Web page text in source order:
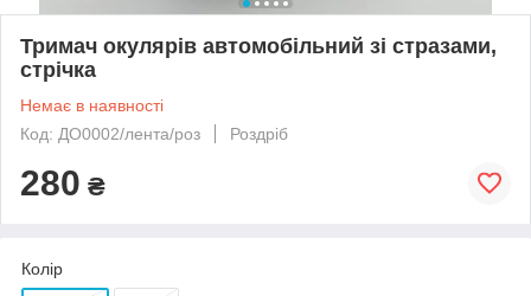
Тримач окулярів автомобільний зі стразами,
стрічка
Немає в наявності
Код: ДО0002/лента/роз
Роздріб
280 ₴
Колір